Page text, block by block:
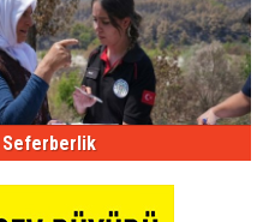
Seferberlik